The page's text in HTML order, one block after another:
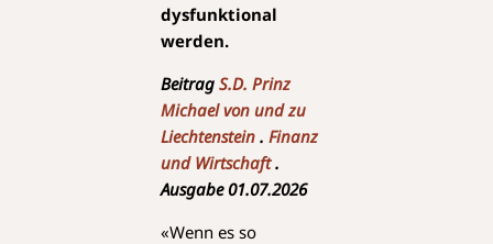
dysfunktional
werden.
BeitragS.D. Prinz
Michael von und zu
Liechtenstein .Finanz
und Wirtschaft.
Ausgabe 01.07.2026
«Wenn es so